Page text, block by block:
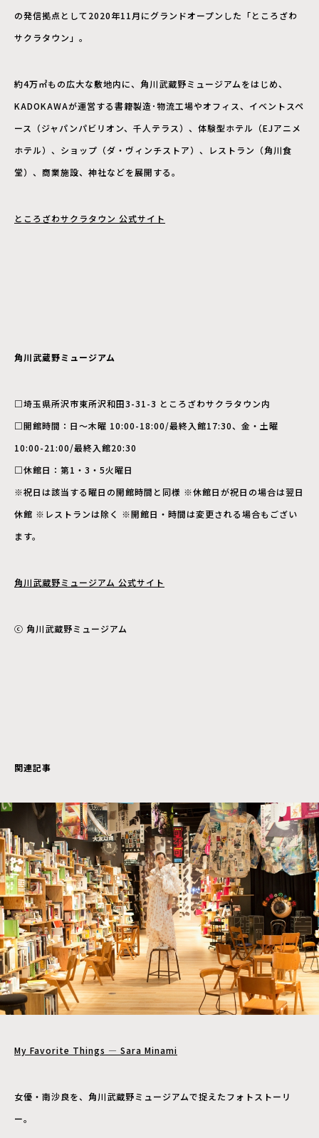
の発信拠点として2020年11月にグランドオープンした「ところざわ
サクラタウン」。
約4万㎡もの広大な敷地内に、角川武蔵野ミュージアムをはじめ、
KADOKAWAが運営する書籍製造･物流工場やオフィス、イベントスペ
ース（ジャパンパビリオン、千人テラス）、体験型ホテル（EJアニメ
ホテル）、ショップ（ダ・ヴィンチストア）、レストラン（角川食
堂）、商業施設、神社などを展開する。
ところざわサクラタウン 公式サイト
角川武蔵野ミュージアム
□埼玉県所沢市東所沢和田3-31-3 ところざわサクラタウン内
□開館時間：日〜木曜 10:00-18:00/最終入館17:30、金・土曜
10:00-21:00/最終入館20:30
□休館日：第1・3・5火曜日
※祝日は該当する曜日の開館時間と同様 ※休館日が祝日の場合は翌日
休館 ※レストランは除く ※開館日・時間は変更される場合もござい
ます。
角川武蔵野ミュージアム 公式サイト
ⓒ 角川武蔵野ミュージアム
関連記事
My Favorite Things ― Sara Minami
女優・南沙良を、角川武蔵野ミュージアムで捉えたフォトストーリ
ー。